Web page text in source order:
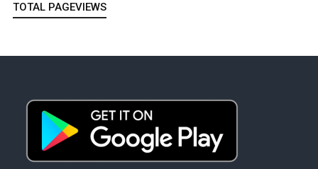
TOTAL PAGEVIEWS